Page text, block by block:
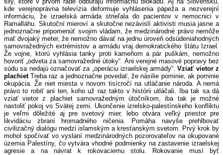
kde verejnoprávna televízia deformuje vyhlásenia pápeža a nezverejní
informáciu, že izraelská armáda strieľala do pacientov v nemocnici v
Ramalláhu. Skutoční mieroví a skutočne nezávislí aktivisti musia jasne a
jednoznačne pripomenúť svojim vládam, že medzinárodné právo nemôže
mať dvojaký meter, že nemožno dávať na jednu úroveň odsúdeniahodných
samovražedných extrémistov a armádu vraj demokratického štátu Izrael.
Že vojne, ktorú vyhlásia tanky proti kameňom a pár puškám, nemožno
hovoriť „odveta za samovražedné útoky“. Ani verejné masové popravy bez
súdu sa nedajú označovať za „operáciu izraelskej armády“. Vziať vietor z
plachietTreba raz a jednoznačne povedať, že násilie pominie, ak pominie
okupácia. Že niet miesta v novom tisícročí na utláčanie národa. A nemá
právo to robiť ani ten, koho už raz takto v histórii utláčali. Iba tak sa dá
vziať vietor z plachiet samovražedným útočníkom, iba tak je možné
nastoliť pokoj vo Svätej zemi. Ukončenie izrelsko-palestínskeho konfliktu
je veľmi dôležité aj pre svetový mier, lebo otvára veľký priestor pre
likvidáciu zbraní hromadného ničenia. Pomáha navyše prehlbovať
civilizačný dialógu medzi islamským a kresťanským svetom. Prvý krok by
mohol spočívať vo vyslaní medzinárodných pozorovateľov na okupované
územia Palestíny, čo vytvára vhodné podmienky na zastavenie izraelskej
agresie a na návrat k rokovaciemu stolu. Rokovanie musí byť